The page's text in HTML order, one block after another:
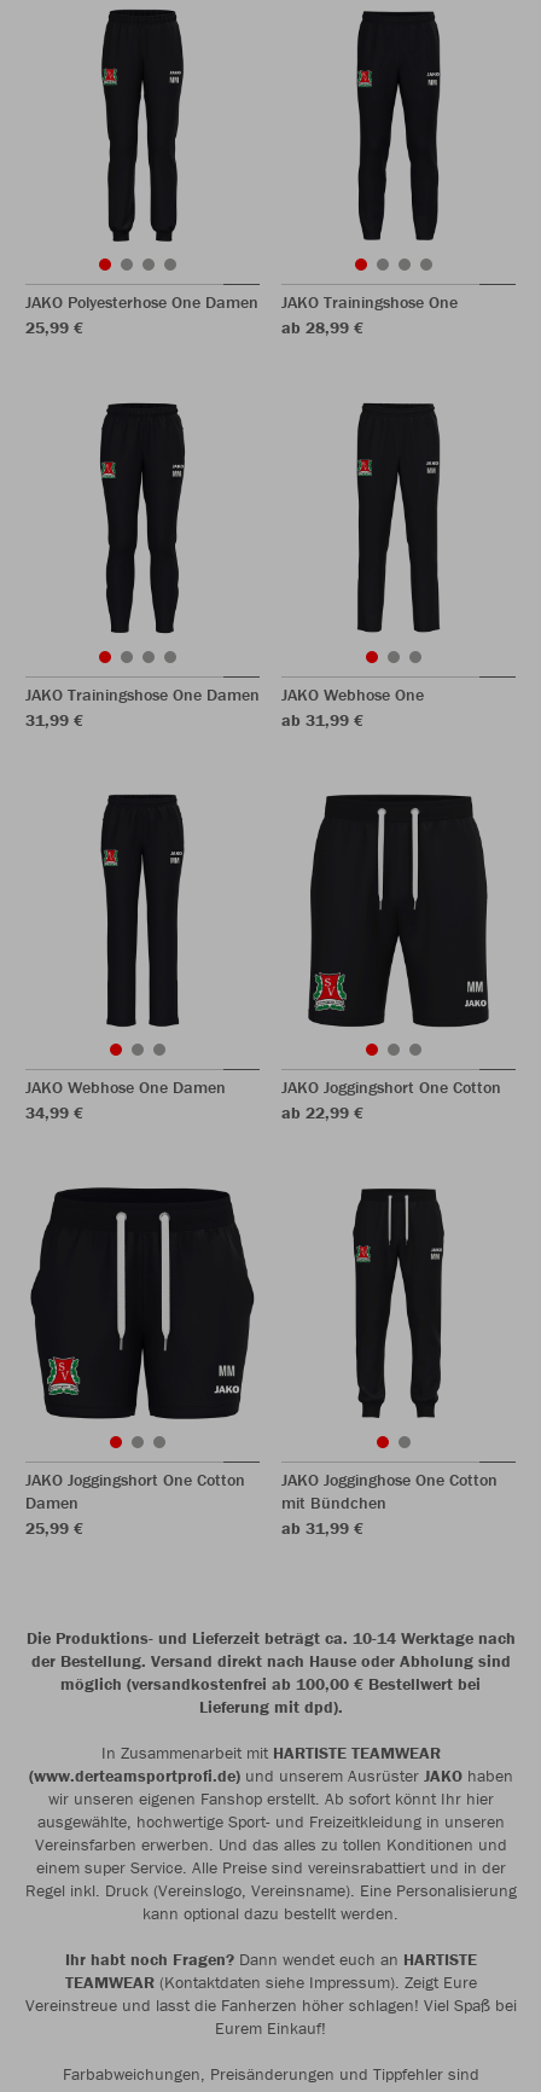
JAKO Polyesterhose One Damen
25,99 €
JAKO Trainingshose One
ab 28,99 €
JAKO Trainingshose One Damen
31,99 €
JAKO Webhose One
ab 31,99 €
JAKO Webhose One Damen
34,99 €
JAKO Joggingshort One Cotton
ab 22,99 €
JAKO Joggingshort One Cotton
Damen
25,99 €
JAKO Jogginghose One Cotton
mit Bündchen
ab 31,99 €
Die Produktions- und Lieferzeit beträgt ca. 10-14 Werktage nach
der Bestellung. Versand direkt nach Hause oder Abholung sind
möglich (versandkostenfrei ab 100,00 € Bestellwert bei
Lieferung mit dpd).
In Zusammenarbeit mit HARTISTE TEAMWEAR
(www.derteamsportprofi.de)und unserem Ausrüster JAKOhaben
wir unseren eigenen Fanshop erstellt. Ab sofort könnt Ihr hier
ausgewählte, hochwertige Sport- und Freizeitkleidung in unseren
Vereinsfarben erwerben. Und das alles zu tollen Konditionen und
einem super Service. Alle Preise sind vereinsrabattiert und in der
Regel inkl. Druck (Vereinslogo, Vereinsname). Eine Personalisierung
kann optional dazu bestellt werden.
Ihr habt noch Fragen?Dann wendet euch an HARTISTE
TEAMWEAR(Kontaktdaten siehe Impressum). Zeigt Eure
Vereinstreue und lasst die Fanherzen höher schlagen! Viel Spaß bei
Eurem Einkauf!
Farbabweichungen, Preisänderungen und Tippfehler sind